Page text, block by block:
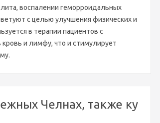
воспалении геморроидальных
с целью улучшения физических и
в терапии пациентов с
кровь и лимфу, что и стимулирует
Челнах, также ку